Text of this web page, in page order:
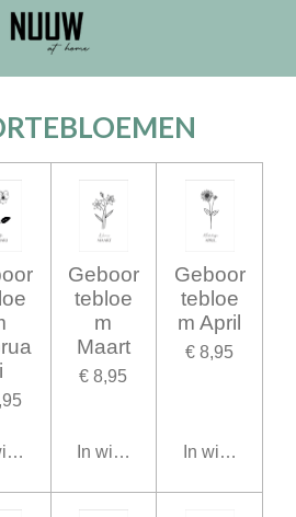
Geboor
tebloe
m
Maart
€ 8,95
In winkelwagen
Geboor
tebloe
m April
€ 8,95
In